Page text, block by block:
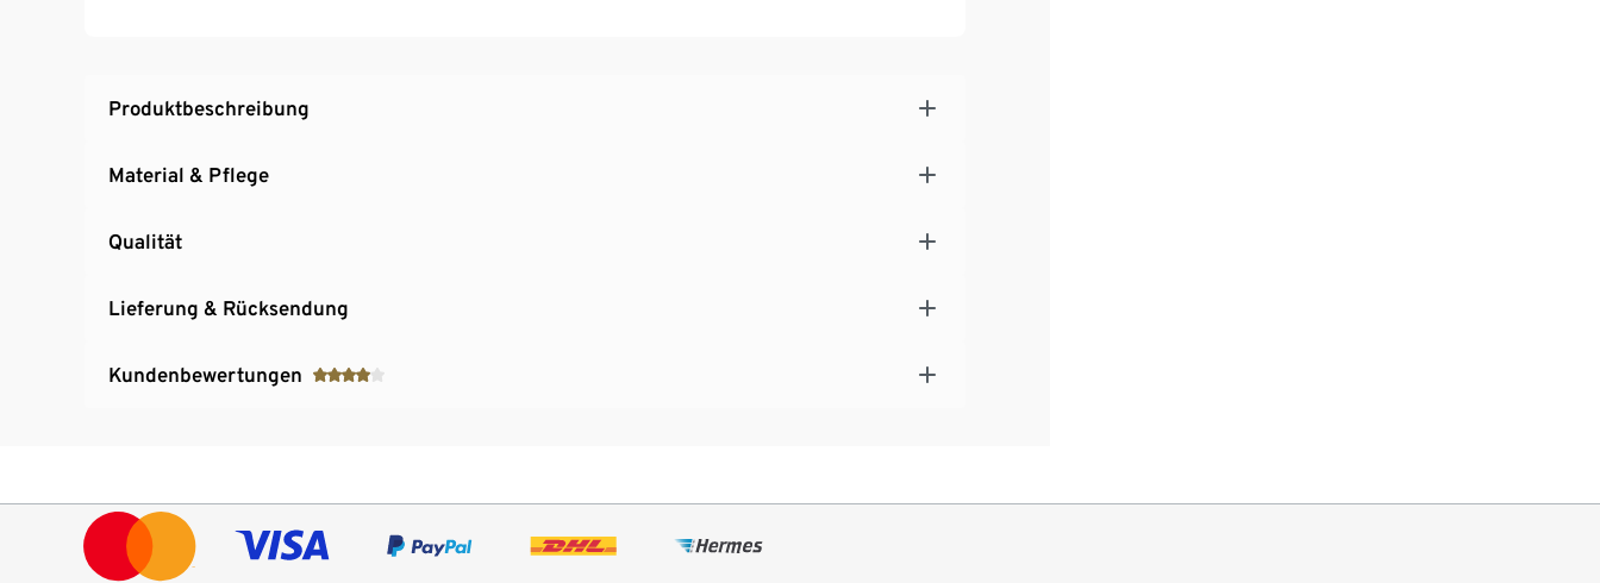
Produktbeschreibung
Material & Pflege
Qualität
Lieferung & Rücksendung
Kundenbewertungen